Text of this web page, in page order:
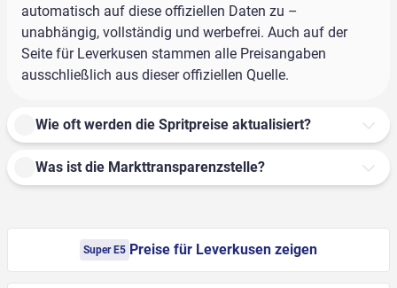
automatisch auf diese offiziellen Daten zu –
unabhängig, vollständig und werbefrei. Auch auf der
Seite für Leverkusen stammen alle Preisangaben
ausschließlich aus dieser offiziellen Quelle.
Wie oft werden die Spritpreise aktualisiert?
Was ist die Markttransparenzstelle?
Super E5 Preise für Leverkusen zeigen